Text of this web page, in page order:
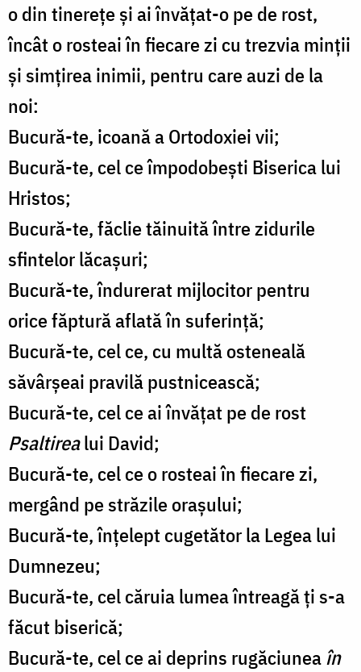
o din tinerețe și ai învățat-o pe de rost,
încât o rosteai în fiecare zi cu trezvia minții
și simțirea inimii, pentru care auzi de la
noi:
Bucură-te, icoană a Ortodoxiei vii;
Bucură-te, cel ce împodobești Biserica lui
Hristos;
Bucură-te, făclie tăinuită între zidurile
sfintelor lăcașuri;
Bucură-te, îndurerat mijlocitor pentru
orice făptură aflată în suferință;
Bucură-te, cel ce, cu multă osteneală
săvârșeai pravilă pustnicească;
Bucură-te, cel ce ai învățat pe de rost
Psaltirealui David;
Bucură-te, cel ce o rosteai în fiecare zi,
mergând pe străzile orașului;
Bucură-te, înțelept cugetător la Legea lui
Dumnezeu;
Bucură-te, cel căruia lumea întreagă ți s-a
făcut biserică;
Bucură-te, cel ce ai deprins rugăciuneaîn